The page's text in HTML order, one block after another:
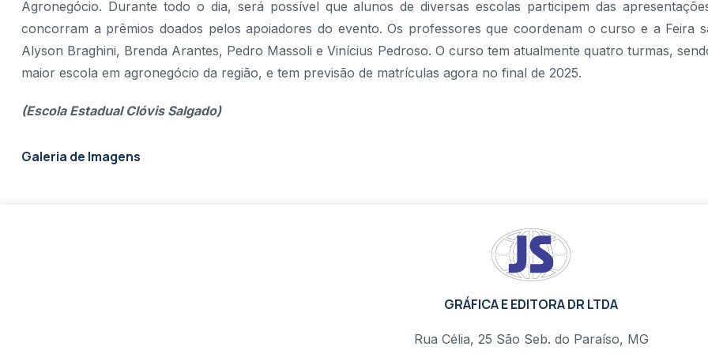
Agronegócio. Durante todo o dia, será possível que alunos de diversas escolas participem das
concorram a prêmios doados pelos apoiadores do evento. Os professores que coordenam o curso e a Feira
Alyson Braghini, Brenda Arantes, Pedro Massoli e Vinícius Pedroso. O curso tem atualmente quatro turmas,
maior escola em agronegócio da região, e tem previsão de matrículas agora no final de 2025.
(Escola Estadual Clóvis Salgado)
Galeria de Imagens
GRÁFICA E EDITORA DR LTDA
Rua Célia, 25 São Seb. do Paraíso, MG